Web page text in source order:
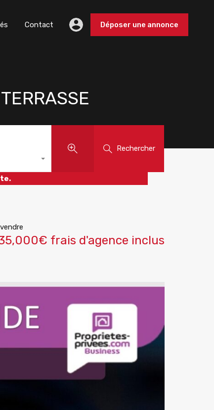
Contact Déposer une annonce
Rechercher
frais d'agence inclus